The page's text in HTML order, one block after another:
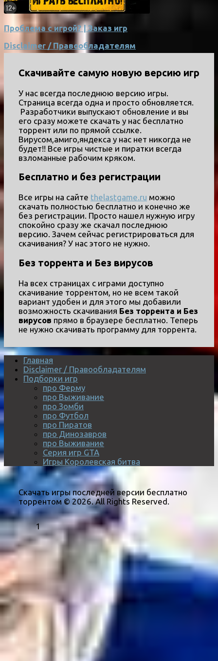
Проблема с игрой? | Заказ игр
Disclaimer / Правообладателям
Скачивайте самую новую версию игр
У нас всегда последнюю версию игры.
Страница всегда одна и просто обновляется.
Разработчики выпускают обновление и вы
его сразу можете скачать у нас бесплатно
торрент или по прямой ссылке.
Вирусом,амиго,яндекса у нас нет никогда не
будет!! Все игры чистые и пиратки всегда
взломанные рабочим кряком.
Бесплатно и без регистрации
Все игры на сайте thelastgame.ru можно
скачать полностью бесплатно и конечно же
без регистрации. Просто нашел нужную игру
спокойно сразу же скачал последнюю
версию. Зачем сейчас регистрироваться для
скачивания? У нас этого не нужно.
Без торрента и Без вирусов
На всех страницах с играми доступно
скачивание торрентом, но не всем такой
вариант удобен и для этого мы добавили
возможность скачивания Без торрента и Без
вирусов прямо в браузере бесплатно. Теперь
не нужно скачивать программу для торрента.
Главная
Disclaimer / Правообладателям
Подборки игр
про Ферму
про Выживание
про Зомби
про Футбол
про Пиратов
про Динозавров
про Выживание
Серия игр GTA
Игры Королевская битва
Скачать игры последней версии бесплатно
торрентом © 2026. All Rights Reserved.
1